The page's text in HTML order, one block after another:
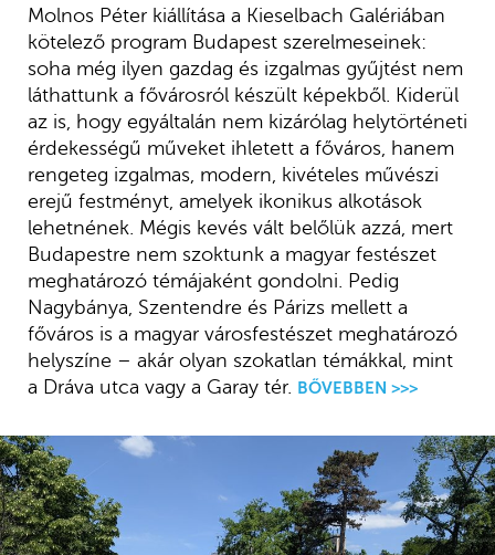
Molnos Péter kiállítása a Kieselbach Galériában
kötelező program Budapest szerelmeseinek:
soha még ilyen gazdag és izgalmas gyűjtést nem
láthattunk a fővárosról készült képekből. Kiderül
az is, hogy egyáltalán nem kizárólag helytörténeti
érdekességű műveket ihletett a főváros, hanem
rengeteg izgalmas, modern, kivételes művészi
erejű festményt, amelyek ikonikus alkotások
lehetnének. Mégis kevés vált belőlük azzá, mert
Budapestre nem szoktunk a magyar festészet
meghatározó témájaként gondolni. Pedig
Nagybánya, Szentendre és Párizs mellett a
főváros is a magyar városfestészet meghatározó
helyszíne – akár olyan szokatlan témákkal, mint
a Dráva utca vagy a Garay tér. BŐVEBBEN >>>